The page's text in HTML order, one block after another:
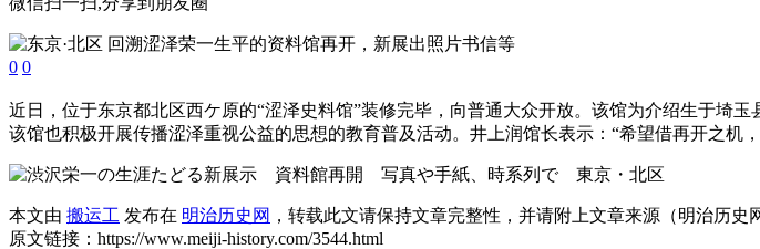
0 0
近日，位于东京都北区西ケ原的“涩泽史料馆”装修完毕，向普通大众开放。该馆为介绍生于埼
该馆也积极开展传播涩泽重视公益的思想的教育普及活动。井上润馆长表示：“希望借再开之机
本文由 搬运工 发布在 明治历史网 ，转载此文请保持文章完整性，并请附上文章来源（明治历史
原文链接：https://www.meiji-history.com/3544.html